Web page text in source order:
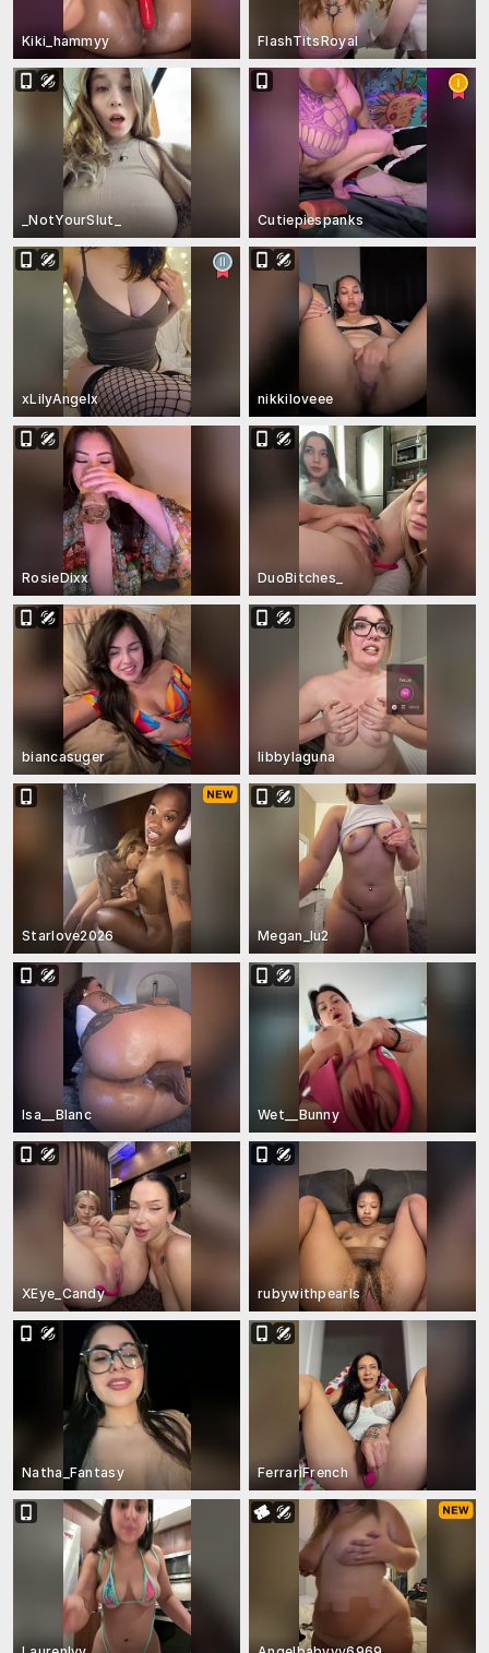
Kiki_hammyy FlashTitsRoyal
_NotYourSlut_ Cutiepiespanks
xLilyAngelx nikkiloveee
RosieDixx DuoBitches_
biancasuger libbylaguna
Starlove2026 Megan_lu2
Isa__Blanc Wet__Bunny
XEye_Candy rubywithpearls
Natha_Fantasy FerrariFrench